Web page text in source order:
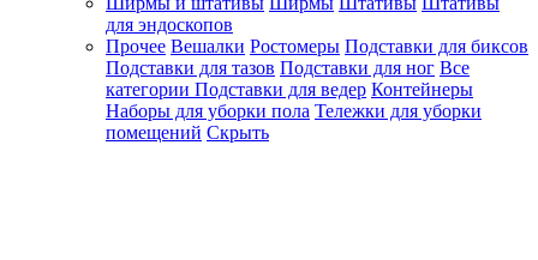
для эндоскопов
Прочее Вешалки Ростомеры Подставки для биксов
Подставки для тазов Подставки для ног Все
категории Подставки для ведер Контейнеры
Наборы для уборки пола Тележки для уборки
помещений Скрыть